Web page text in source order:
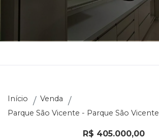
Início
Venda
Parque São Vicente - Parque São Vicente
R$ 405.000,00